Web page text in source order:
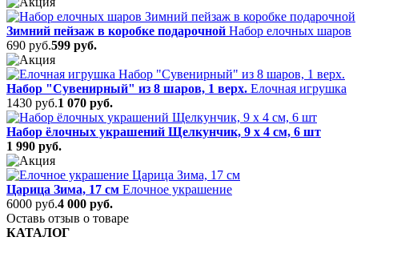
Зимний пейзаж в коробке подарочной Набор елочных шаров
690 руб.599 руб.
Набор "Сувенирный" из 8 шаров, 1 верх. Елочная игрушка
1430 руб.1 070 руб.
Набор ёлочных украшений Щелкунчик, 9 х 4 см, 6 шт
1 990 руб.
Царица Зима, 17 см Елочное украшение
6000 руб.4 000 руб.
Оставь отзыв о товаре
КАТАЛОГ